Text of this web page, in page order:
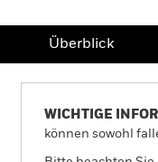
Überblick
WICHTIGE
können sowohl